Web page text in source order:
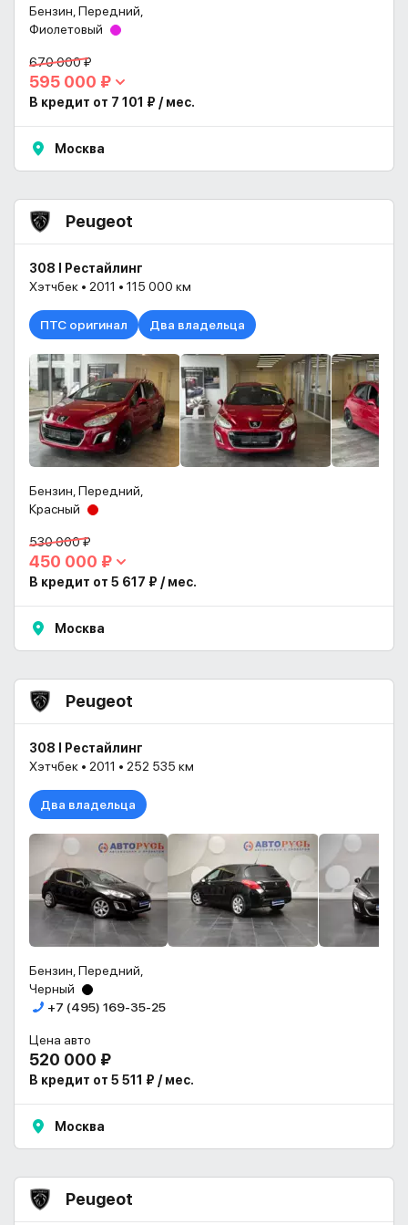
Бензин, Передний,
Фиолетовый
670 000 ₽
595 000 ₽
В кредит от 7 101 ₽ / мес.
Москва
Peugeot
308 I Рестайлинг
Хэтчбек • 2011 • 115 000 км
ПТС оригинал Два владельца
Бензин, Передний,
Красный
530 000 ₽
450 000 ₽
В кредит от 5 617 ₽ / мес.
Москва
Peugeot
308 I Рестайлинг
Хэтчбек • 2011 • 252 535 км
Два владельца
Бензин, Передний,
Черный
+7 (495) 169-35-25
Цена авто
520 000 ₽
В кредит от 5 511 ₽ / мес.
Москва
Peugeot